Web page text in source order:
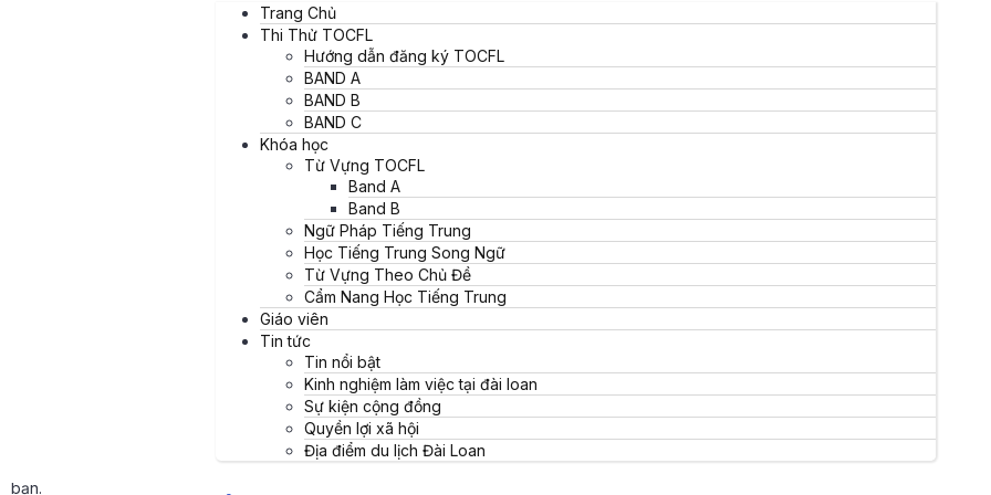
Trang Chủ
Thi Thử TOCFL
Hướng dẫn đăng ký TOCFL
BAND A
BAND B
BAND C
Khóa học
Từ Vựng TOCFL
Band A
Band B
Ngữ Pháp Tiếng Trung
Học Tiếng Trung Song Ngữ
Từ Vựng Theo Chủ Đề
Cẩm Nang Học Tiếng Trung
Giáo viên
Tin tức
Tin nổi bật
Kinh nghiệm làm việc tại đài loan
Sự kiện cộng đồng
Quyền lợi xã hội
Địa điểm du lịch Đài Loan
5. Mandarin monkey: Youtube
III. Tài liệu học tiếng trung phồn thể + ôn thi TOCFL
THAM GIA GROUP FACEBOOK LUYỆN THI TOCFL MIỄN PHÍ
Học tiếng Trung có thể là một thử thách, nhưng với những công cụ phù hợp, quá trình này trở nên dễ dàng và thú vị hơn nhiều. Cho dù
năng, có rất nhiều ứng dụng hỗ trợ học tiếng Trung có thể giúp bạn đạt được mục tiêu học tập của mình.
Dưới đây là danh sách một số ứng dụng học tiếng Trung tốt nhất phù hợp với nhiều nhu cầu khác nhau, cùng với phần giới thiệu về
bạn.